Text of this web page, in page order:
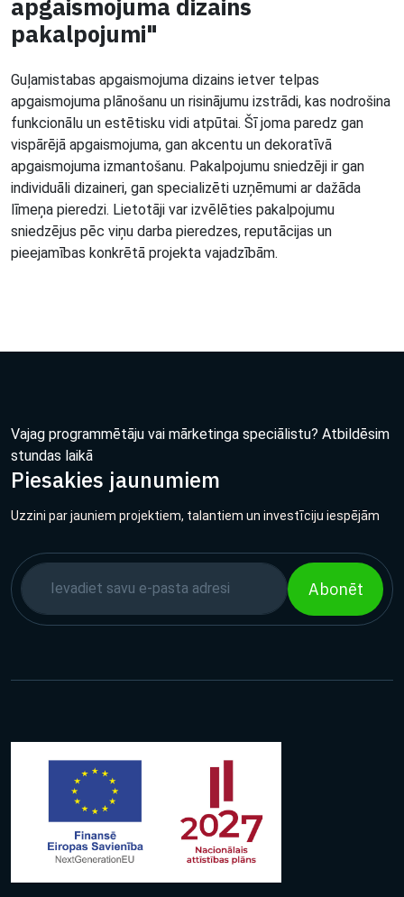
apgaismojuma dizains
pakalpojumi"
Guļamistabas apgaismojuma dizains ietver telpas
apgaismojuma plānošanu un risinājumu izstrādi, kas nodrošina
funkcionālu un estētisku vidi atpūtai. Šī joma paredz gan
vispārējā apgaismojuma, gan akcentu un dekoratīvā
apgaismojuma izmantošanu. Pakalpojumu sniedzēji ir gan
individuāli dizaineri, gan specializēti uzņēmumi ar dažāda
līmeņa pieredzi. Lietotāji var izvēlēties pakalpojumu
sniedzējus pēc viņu darba pieredzes, reputācijas un
pieejamības konkrētā projekta vajadzībām.
Vajag programmētāju vai mārketinga speciālistu? Atbildēsim
stundas laikā
Piesakies jaunumiem
Uzzini par jauniem projektiem, talantiem un investīciju iespējām
Abonēt